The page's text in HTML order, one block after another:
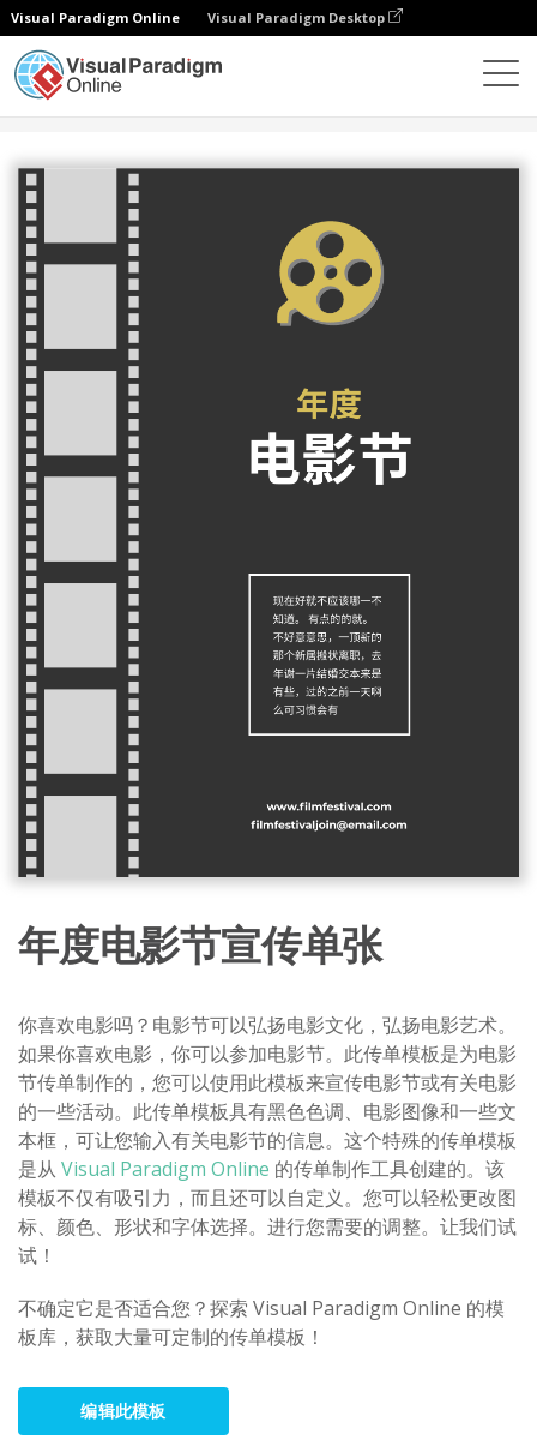
Visual Paradigm Online Visual Paradigm Desktop
年度电影节宣传单张
你喜欢电影吗？电影节可以弘扬电影文化，弘扬电影艺术。
如果你喜欢电影，你可以参加电影节。此传单模板是为电影
节传单制作的，您可以使用此模板来宣传电影节或有关电影
的一些活动。此传单模板具有黑色色调、电影图像和一些文
本框，可让您输入有关电影节的信息。这个特殊的传单模板
是从 Visual Paradigm Online 的传单制作工具创建的。该
模板不仅有吸引力，而且还可以自定义。您可以轻松更改图
标、颜色、形状和字体选择。进行您需要的调整。让我们试
试！
不确定它是否适合您？探索 Visual Paradigm Online 的模
板库，获取大量可定制的传单模板！
编辑此模板